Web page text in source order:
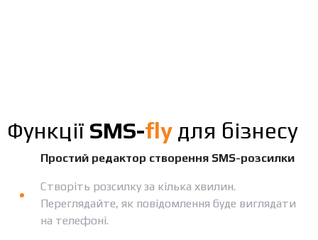
Функції SMS-fly для бізнесу
Простий редактор створення SMS-розсилки
Створіть розсилку за кілька хвилин.
Переглядайте, як повідомлення буде виглядати
на телефоні.